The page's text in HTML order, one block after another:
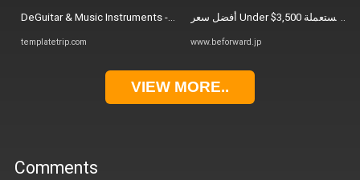
DeGuitar & Music Instruments - موضوع Prestashop مستجيب
templatetrip.com www.beforward.jp
VIEW MORE..
Comments